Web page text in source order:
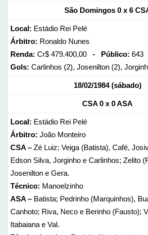
São Domingos 0 x 6
Local: Estádio Rei Pelé
Árbitro: Ronaldo Nunes
Renda: Cr$ 479.400,00 - Público: 643
Gols: Carlinhos (2), Josenilton (2),
18/02/1984 (sábado)
CSA 0 x 0 ASA
Local: Estádio Rei Pelé
Árbitro: João Monteiro
CSA –Zé Luiz; Veiga (Batista), Café,
Edson Silva, Jorginho e Carlinhos; Zelito
Josenilton e Gera.
Técnico: Manoelzinho
ASA –Batista; Pedrinho (Marquinhos),
Canhoto; Riva, Neco e Berinho (Fausto);
Itabaiana e Val.